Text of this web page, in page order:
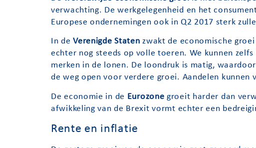
verwachting. De werkgelegenheid en het
Europese ondernemingen ook in Q2 2017 sterk
In deVerenigde Staten zwakt de economische
echter nog steeds op volle toeren. We kunnen
merken in de lonen. De loondruk is matig,
de weg open voor verdere groei. Aandelen
De economie in de Eurozonegroeit harder dan
afwikkeling van de Brexit vormt echter een
Rente en inflatie